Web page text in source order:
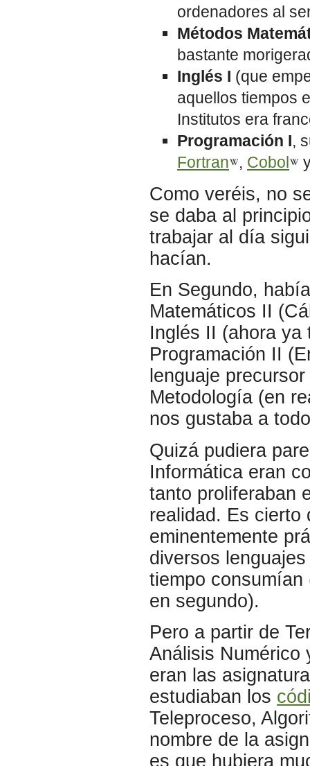
ordenadores al
Métodos
bastante
Inglés I (que
aquellos tiempos
Institutos era
Programación I,
Fortran
, Cobol
Como veréis, no
se daba al
trabajar al día
hacían.
En Segundo,
Matemáticos II
Inglés II (ahora
Programación II
lenguaje
Metodología (en
nos gustaba a
Quizá pudiera
Informática eran
tanto proliferaban
realidad. Es cierto
eminentemente
diversos
tiempo
en segundo).
Pero a partir de
Análisis Numérico
eran las
estudiaban los
Teleproceso,
nombre de la
es que hubiera